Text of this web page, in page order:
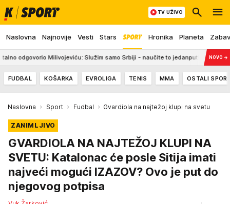
Naslovna Najnovije Vesti Stars Hronika Planeta
TV UŽIVO
Milivojeviću: Služim samo Srbiji - naučite to jedanput! 12:05 Dr
NOVO →
FUDBAL KOŠARKA EVROLIGA TENIS MMA OSTALI
Naslovna Sport Fudbal Gvardiola na najtežoj klupi na svetu
ZANIMLJIVO
GVARDIOLA NA NAJTEŽOJ KLUPI NA
SVETU: Katalonac će posle Sitija imati
najveći mogući IZAZOV? Ovo je put do
njegovog potpisa